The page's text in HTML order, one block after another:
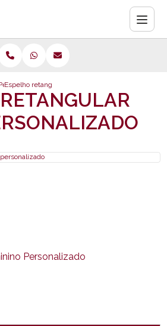
Espelho retangular duplo personalizado
Personalizado